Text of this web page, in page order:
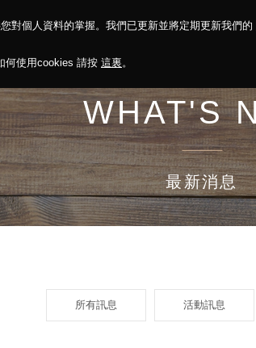
對個人資料的掌握。我們已更新並將定期更新我們的
何使用cookies 請按 這裏。
解決方案 永續報告 投資人關係
WHAT'S
最新消息
所有訊息 活動訊息